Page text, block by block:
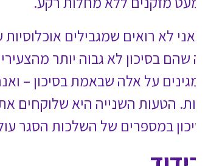
אני מצפה שיגנו על הזקנים עם
כשאנחנו סוגרים זקנים בריאים
גבוהה בבתי אבות, כי לא בודקים
אותם. את מחיר הסגר אנשים
של הקורונה".